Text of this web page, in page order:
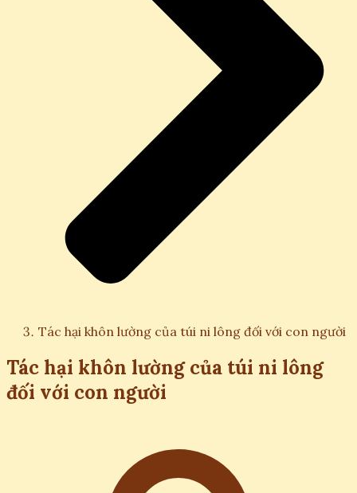
Tác hại khôn lường của túi ni lông đối với con người
Tác hại khôn lường của túi ni lông
đối với con người